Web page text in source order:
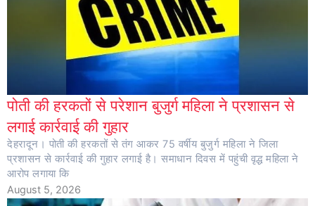
पोती की हरकतों से परेशान बुजुर्ग महिला ने प्रशासन से
लगाई कार्रवाई की गुहार
देहरादून। पोती की हरकतों से तंग आकर 75 वर्षीय बुजुर्ग महिला ने जिला
प्रशासन से कार्रवाई की गुहार लगाई है। समाधान दिवस में पहुंची वृद्ध महिला ने
आरोप लगाया कि
August 5, 2026